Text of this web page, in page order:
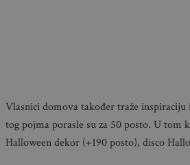
Vlasnici domova također traže
tog pojma porasle su za 50 posto. U
Halloween dekor (+190 posto), disco